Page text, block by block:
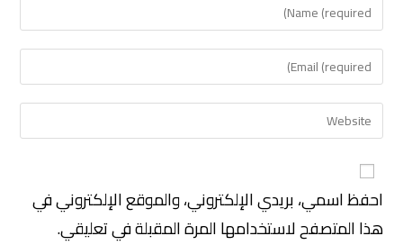
احفظ اسمي، بريدي الإلكتروني، والموقع الإلكتروني في
هذا المتصفح لاستخدامها المرة المقبلة في تعليقي.